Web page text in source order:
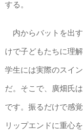
する。
内からバットを出
けで子どもたちに理
学生には実際のスイ
だ。そこで、廣畑氏
です。振るだけで感
リップエンドに重心